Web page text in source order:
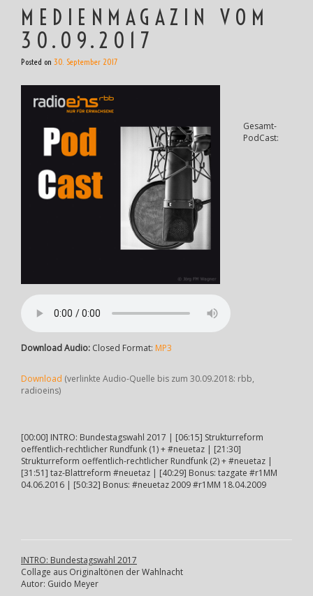
MEDIENMAGAZIN VOM
30.09.2017
Posted on 30. September 2017
Gesamt-
PodCast:
Download Audio: Closed Format: MP3
Download (verlinkte Audio-Quelle bis zum 30.09.2018: rbb,
radioeins)
[00:00] INTRO: Bundestagswahl 2017 | [06:15] Strukturreform
oeffentlich-rechtlicher Rundfunk (1) + #neuetaz | [21:30]
Strukturreform oeffentlich-rechtlicher Rundfunk (2) + #neuetaz |
[31:51] taz-Blattreform #neuetaz | [40:29] Bonus: tazgate #r1MM
04.06.2016 | [50:32] Bonus: #neuetaz 2009 #r1MM 18.04.2009
INTRO: Bundestagswahl 2017
Collage aus Originaltönen der Wahlnacht
Autor: Guido Meyer